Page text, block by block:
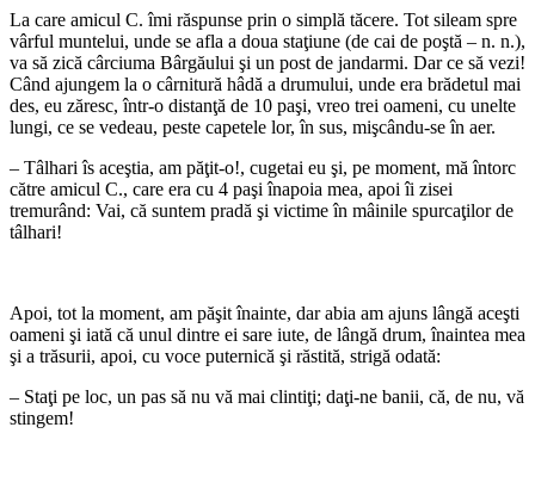
La care amicul C. îmi răspunse prin o simplă tăcere. Tot sileam spre
vârful muntelui, unde se afla a doua staţiune (de cai de poştă – n. n.),
va să zică cârciuma Bârgăului şi un post de jandarmi. Dar ce să vezi!
Când ajungem la o cârnitură hâdă a drumului, unde era brădetul mai
des, eu zăresc, într-o distanţă de 10 paşi, vreo trei oameni, cu unelte
lungi, ce se vedeau, peste capetele lor, în sus, mişcându-se în aer.
– Tâlhari îs aceştia, am păţit-o!, cugetai eu şi, pe moment, mă întorc
către amicul C., care era cu 4 paşi înapoia mea, apoi îi zisei
tremurând: Vai, că suntem pradă şi victime în mâinile spurcaţilor de
tâlhari!
Apoi, tot la moment, am păşit înainte, dar abia am ajuns lângă aceşti
oameni şi iată că unul dintre ei sare iute, de lângă drum, înaintea mea
şi a trăsurii, apoi, cu voce puternică şi răstită, strigă odată:
– Staţi pe loc, un pas să nu vă mai clintiţi; daţi-ne banii, că, de nu, vă
stingem!